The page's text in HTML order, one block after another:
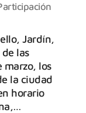
Jardín,
las
marzo, los
la ciudad
horario